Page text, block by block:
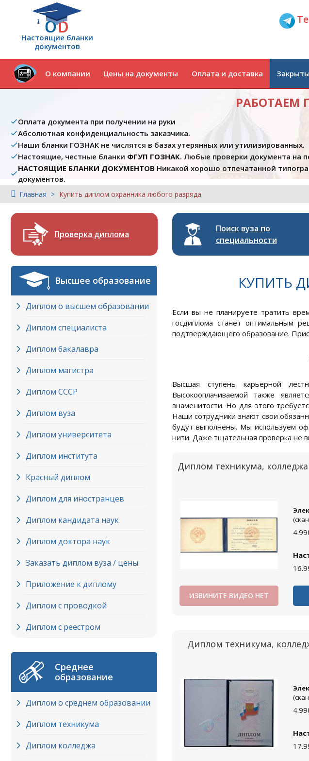
Настоящие бланки
документов
О компании Цены на документы Оплата и доставка
РАБОТАЕМ
Оплата документа при получении на руки
Абсолютная конфиденциальность заказчика.
Наши бланки ГОЗНАК не числятся в базах утерянных или утилизированных.
Настоящие, честные бланки ФГУП ГОЗНАК. Любые проверки документа на
НАСТОЯЩИЕ БЛАНКИ ДОКУМЕНТОВ Никакой хорошо отпечатанной
документов.
Главная Купить диплом охранника любого разряда
Проверка диплома
Поиск вуза по
специальности
Высшее образование
Диплом о высшем образовании
Диплом специалиста
Диплом бакалавра
Диплом магистра
Диплом СССР
Диплом вуза
Диплом университета
Диплом института
Красный диплом
Диплом для иностранцев
Диплом кандидата наук
Диплом доктора наук
Заказать диплом вуза / цены
Приложение к диплому
Диплом с проводкой
Диплом с реестром
Среднее
образование
Диплом о среднем образовании
Диплом техникума
Диплом колледжа
КУПИТЬ
Если вы не планируете тратить
госдиплома станет оптимальным
подтверждающего образование.
Высшая ступень карьерной
Высокооплачиваемой также
знаменитости. Но для этого
Наши сотрудники знают свои
будут выполнены. Мы используем
нити. Даже тщательная проверка не
Диплом техникума, колледжа
ИЗВИНИТЕ ВИДЕО НЕТ
Диплом техникума,